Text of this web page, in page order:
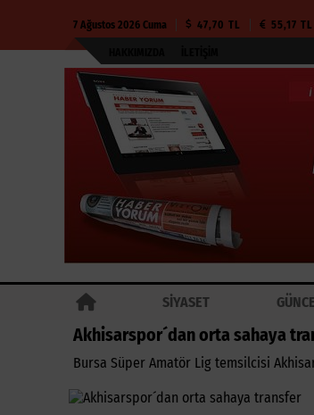
7 Ağustos 2026 Cuma 47,70 TL 55,17 TL
SİYASET
Akhisarspor´dan orta sahaya
Bursa Süper Amatör Lig temsilcisi